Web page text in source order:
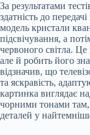
За результатами
здатність до
модель кристали
підсвічування, а
червоного світла.
але й робить його
відзначив, що
та яскравість,
картинка виглядає
чорними тонами там,
деталей у